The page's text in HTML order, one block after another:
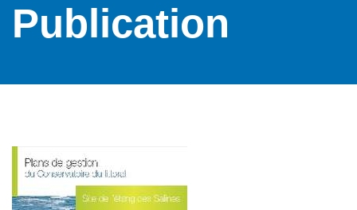
Publication